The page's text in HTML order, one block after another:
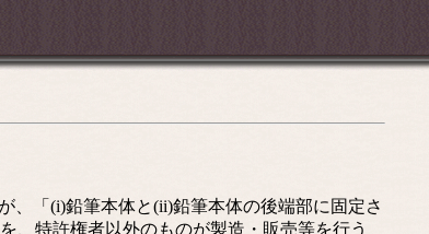
、「(i)鉛筆本体と(ii)鉛筆本体の後端部に固定さ
、特許権者以外のものが製造・販売等を行う